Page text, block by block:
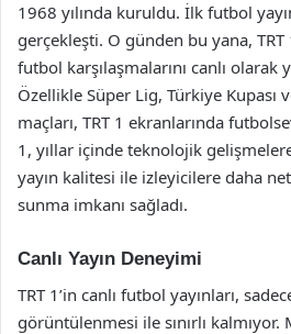
1968 yılında kuruldu. İlk futbol
gerçekleşti. O günden bu yana,
futbol karşılaşmalarını canlı olarak
Özellikle Süper Lig, Türkiye Kupası
maçları, TRT 1 ekranlarında
1, yıllar içinde teknolojik
yayın kalitesi ile izleyicilere daha
sunma imkanı sağladı.
Canlı Yayın Deneyimi
TRT 1’in canlı futbol yayınları,
görüntülenmesi ile sınırlı kalmıyor.